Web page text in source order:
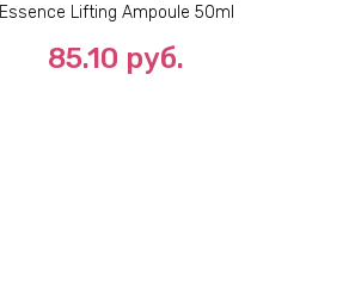
Essence Lifting Ampoule 50ml
85.10 руб.